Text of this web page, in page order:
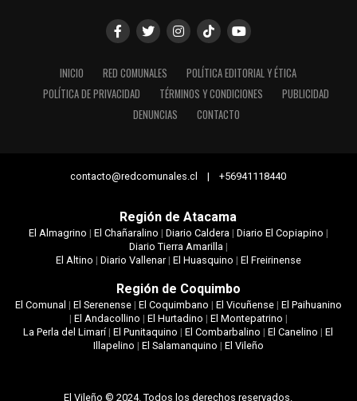
INICIO RED COMUNALES
POLÍTICA EDITORIAL Y ÉTICA
POLÍTICA DE PRIVACIDAD
TÉRMINOS Y CONDICIONES
PUBLICIDAD
DENUNCIAS
CONTACTO
contacto@redcomunales.cl | +56941118440
Región de Atacama
El Almagrino | El Chañaralino | Diario Caldera | Diario El Copiapino |
Diario Tierra Amarilla |
El Altino | Diario Vallenar| El Huasquino | El Freirinense
Región de Coquimbo
El Comunal | El Serenense| El Coquimbano | El Vicuñense| El Paihuanino
| El Andacollino | El Hurtadino | El Montepatrino |
La Perla del Limarí|El Punitaquino |El Combarbalino |El Canelino |El
Illapelino | El Salamanquino | El Vileño
El Vileño © 2024. Todos los derechos reservados.